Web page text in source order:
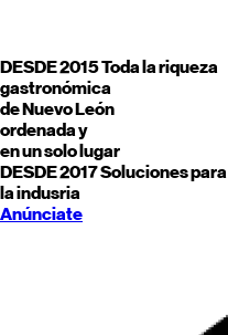
DESDE 2015Toda la riqueza
gastronómica
deNuevo León
ordenada y
en un solo lugar
DESDE 2017Soluciones para
la indusria
Anúnciate